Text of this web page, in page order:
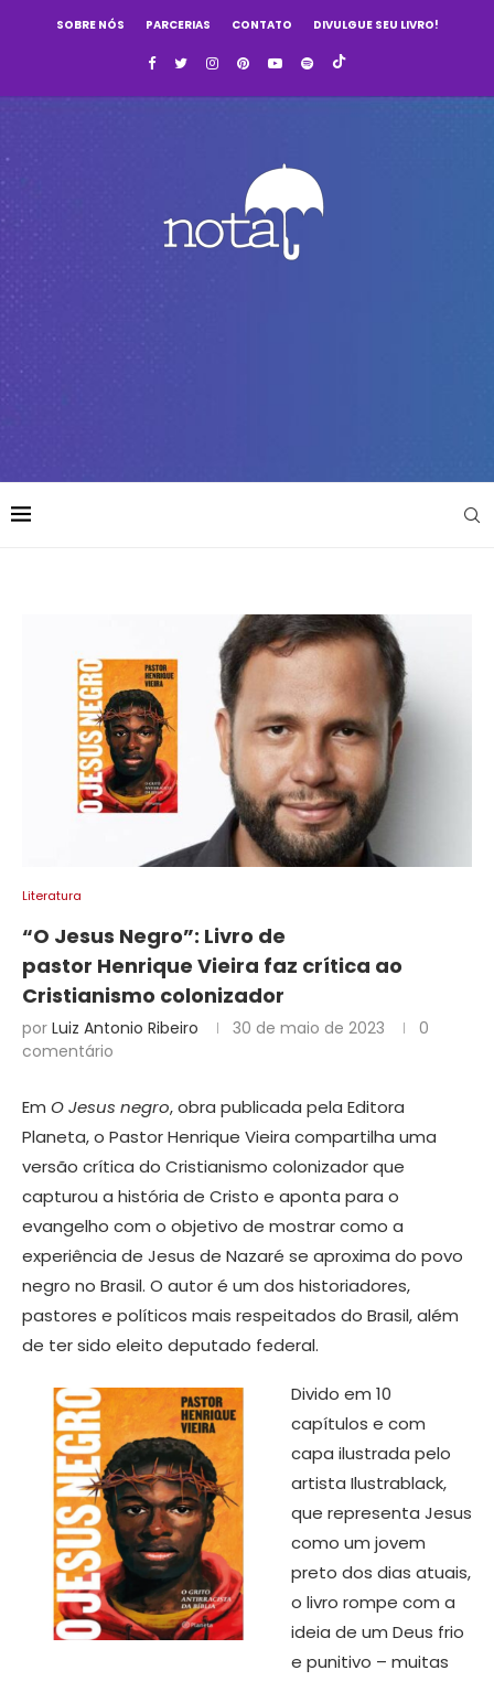
SOBRE NÓS PARCERIAS CONTATO DIVULGUE SEU LIVRO!
Literatura
“O Jesus Negro”: Livro de
pastor Henrique Vieira faz crítica ao
Cristianismo colonizador
por Luiz Antonio Ribeiro 30 de maio de 2023
0
comentário
Em O Jesus negro, obra publicada pela Editora
Planeta, o Pastor Henrique Vieira compartilha uma
versão crítica do Cristianismo colonizador que
capturou a história de Cristo e aponta para o
evangelho com o objetivo de mostrar como a
experiência de Jesus de Nazaré se aproxima do povo
negro no Brasil. O autor é um dos historiadores,
pastores e políticos mais respeitados do Brasil, além
de ter sido eleito deputado federal.
Divido em 10
capítulos e com
capa ilustrada pelo
artista Ilustrablack,
que representa Jesus
como um jovem
preto dos dias atuais,
o livro rompe com a
ideia de um Deus frio
e punitivo – muitas